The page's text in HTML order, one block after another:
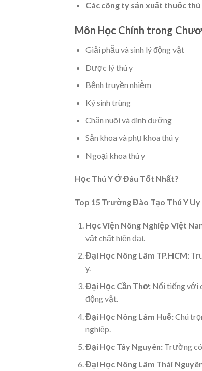
Các công ty sản xuất thuốc
Môn Học Chính trong
Giải phẫu và sinh lý động vật
Dược lý thú y
Bệnh truyền nhiễm
Ký sinh trùng
Chăn nuôi và dinh dưỡng
Sản khoa và phụ khoa thú y
Ngoại khoa thú y
Học Thú Y Ở Đâu Tốt Nhất?
Top 15 Trường Đào Tạo Thú Y
Học Viện Nông Nghiệp Việt
vật chất hiện đại.
Đại Học Nông Lâm TP.HCM:
y.
Đại Học Cần Thơ:Nổi tiếng với
động vật.
Đại Học Nông Lâm Huế:Chú
nghiệp.
Đại Học Tây Nguyên:Trường có
Đại Học Nông Lâm Thái